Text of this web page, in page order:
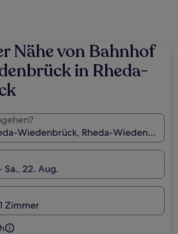
Nähe von Bahnhof
in Rheda-
Wiedenbrück, Rheda-
Sa., 22. Aug.
Zimmer